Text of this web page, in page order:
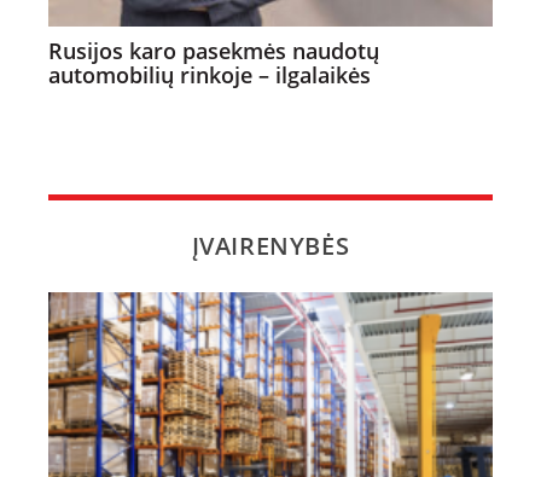
Rusijos karo pasekmės naudotų
automobilių rinkoje – ilgalaikės
ĮVAIRENYBĖS